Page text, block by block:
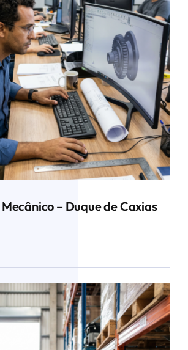
– Duque de Caxias